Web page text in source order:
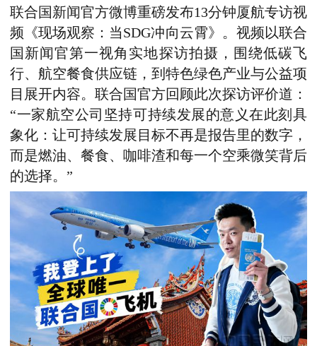
联合国新闻官方微博重磅发布13分钟厦航专访视
频《现场观察：当SDG冲向云霄》。视频以联合
国新闻官第一视角实地探访拍摄，围绕低碳飞
行、航空餐食供应链，到特色绿色产业与公益项
目展开内容。联合国官方回顾此次探访评价道：
“一家航空公司坚持可持续发展的意义在此刻具
象化：让可持续发展目标不再是报告里的数字，
而是燃油、餐食、咖啡渣和每一个空乘微笑背后
的选择。”